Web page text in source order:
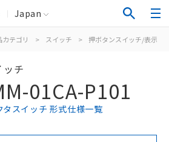
Japan
カテゴリ > スイッチ > 押ボタンスイッチ/表示灯
チ
01CA-P101
スイッチ 形式仕様一覧